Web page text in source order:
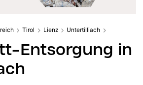
Tirol Lienz
Untertilliach
Entsorgung in